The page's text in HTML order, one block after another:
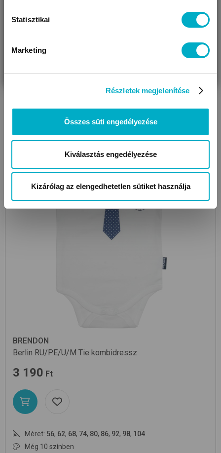
Statisztikai
Marketing
Részletek megjelenítése
Összes süti engedélyezése
Kiválasztás engedélyezése
Kizárólag az elengedhetetlen sütiket használja
2 490
86
BRENDON
Berlin RU/PE/U/M Tie kombidressz
3 190 Ft
Méret: 56, 62, 68, 74, 80, 86, 92, 98, 104
Még 10 színben
VÁRANDÓS
AJÁNDÉKOT